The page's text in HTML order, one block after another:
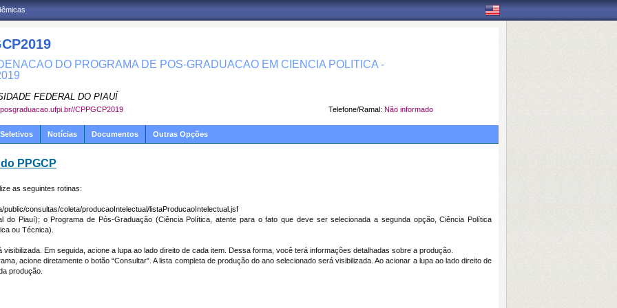
DO PROGRAMA DE POS-GRADUACAO EM CIENCIA POLITICA -
FEDERAL DO PIAUÍ
Telefone/Ramal: Não informado
CPPGCP2019
Notícias Documentos Outras Opções
PPGCP
as seguintes rotinas:
consultas/coleta/producaoIntelectual/listaProducaoIntelectual.jsf
do Piauí); o Programa de Pós-Graduação (Ciência Política, atente para o fato que deve ser selecionada a segunda opção, Ciência Política
ou Técnica).
Em seguida, acione a lupa ao lado direito de cada item. Dessa forma, você terá informações detalhadas sobre a produção.
acione diretamente o botão “Consultar”. A lista completa de produção do ano selecionado será visibilizada. Ao acionar a lupa ao lado direito de
produção.